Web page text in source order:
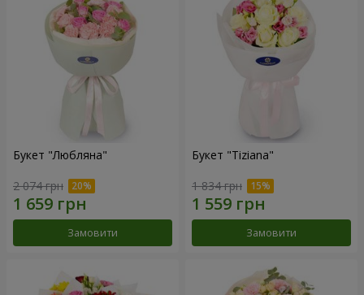
Букет "Любляна"
2 074 грн
Замовити
Букет "Tiziana"
1 834 грн
Замовити